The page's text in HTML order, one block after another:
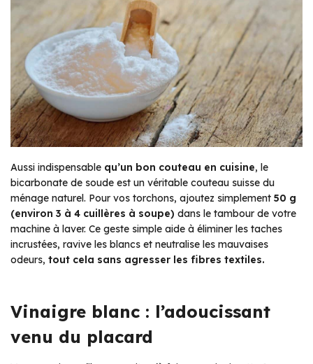
Aussi indispensable qu’un bon couteau en cuisine, le
bicarbonate de soude est un véritable couteau suisse du
ménage naturel. Pour vos torchons, ajoutez simplement 50 g
(environ 3 à 4 cuillères à soupe) dans le tambour de votre
machine à laver. Ce geste simple aide à éliminer les taches
incrustées, ravive les blancs et neutralise les mauvaises
odeurs, tout cela sans agresser les fibres textiles.
Vinaigre blanc : l’adoucissant
venu du placard